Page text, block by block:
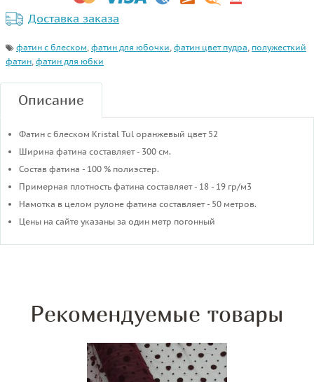
Доставка заказа
фатин с блеском, фатин для юбочки, фатин цвет пудра, полужесткий
фатин, фатин для юбки
Описание
Фатин с блеском Kristal Tul оранжевый цвет 52
Ширина фатина составляет - 300 см.
Состав фатина - 100 % полиэстер.
Примерная плотность фатина составляет - 18 - 19 гр/м3
​Намотка в целом рулоне фатина составляет - 50 метров.
Цены на сайте указаны за один метр погонный
Рекомендуемые товары